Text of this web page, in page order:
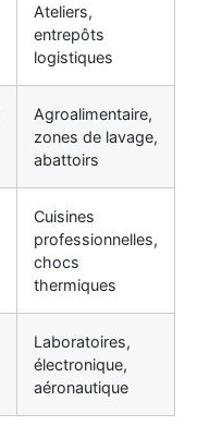
Ateliers,
entrepôts
logistiques
Agroalimentaire,
zones de lavage,
abattoirs
Cuisines
professionnelles,
chocs
thermiques
Laboratoires,
électronique,
aéronautique